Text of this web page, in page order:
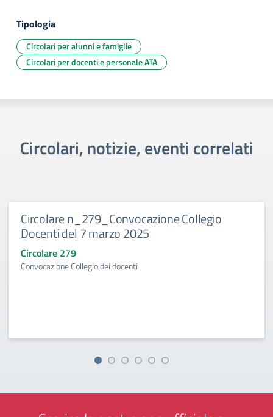
Tipologia
Circolari per alunni e famiglie
Circolari per docenti e personale ATA
Circolari, notizie, eventi correlati
Circolare n_279_Convocazione Collegio
Docenti del 7 marzo 2025
Circolare 279
Convocazione Collegio dei docenti